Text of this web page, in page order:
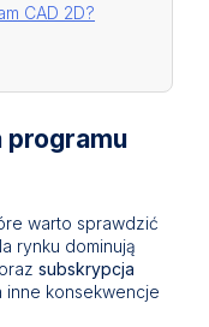
CAD 2D?
programu
warto sprawdzić
rynku dominują
oraz subskrypcja
inne konsekwencje